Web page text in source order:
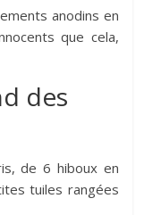
anodins en
que cela,
des
de 6 hiboux en
tuiles rangées